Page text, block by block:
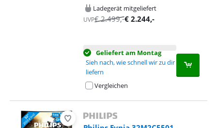
Ladegerät mitgeliefert
UVP€2.499,-€ 2.244,-
Geliefert am Montag
Sieh nach, wie schnell wir zu dir
liefern
Vergleichen